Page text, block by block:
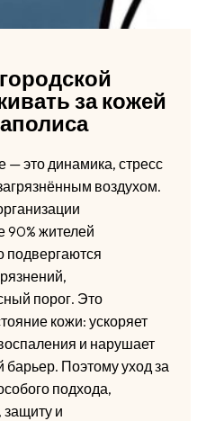
за кожей
это динамика, стресс
воздухом.
90% жителей
подвергаются
порог. Это
кожи: ускоряет
и нарушает
Поэтому уход за
подхода,
и